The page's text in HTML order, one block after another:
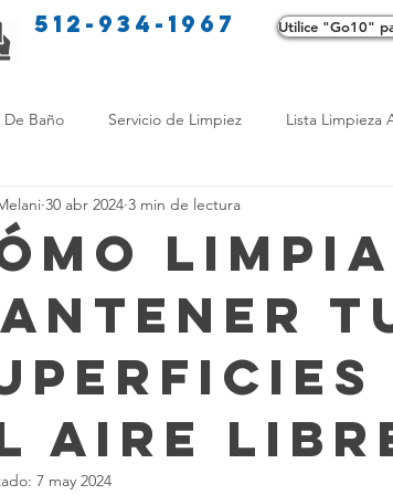
512-934-1967 Utilice "Go10"
De Baño Servicio de Limpiez Lista Limpieza
para mascotas Consejos de limpieza ecológica
Beneficios de Profesionales
Hogar Opciones de limpieza
Limpieza y Bienestar
Aire
30 abr 2024 3 min de lectura
7 may 2024